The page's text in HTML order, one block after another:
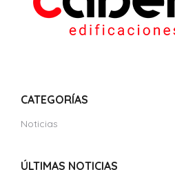
CATEGORÍAS
Noticias
ÚLTIMAS NOTICIAS